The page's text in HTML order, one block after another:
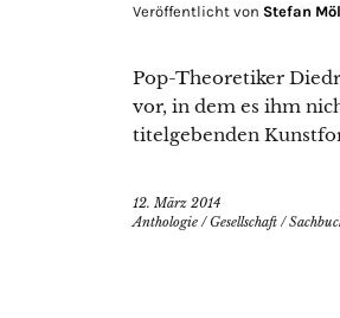
Veröffentlicht von Stefan
Pop-Theoretiker
vor, in dem es ihm
titelgebenden
12. März 2014
Anthologie /Gesellschaft /